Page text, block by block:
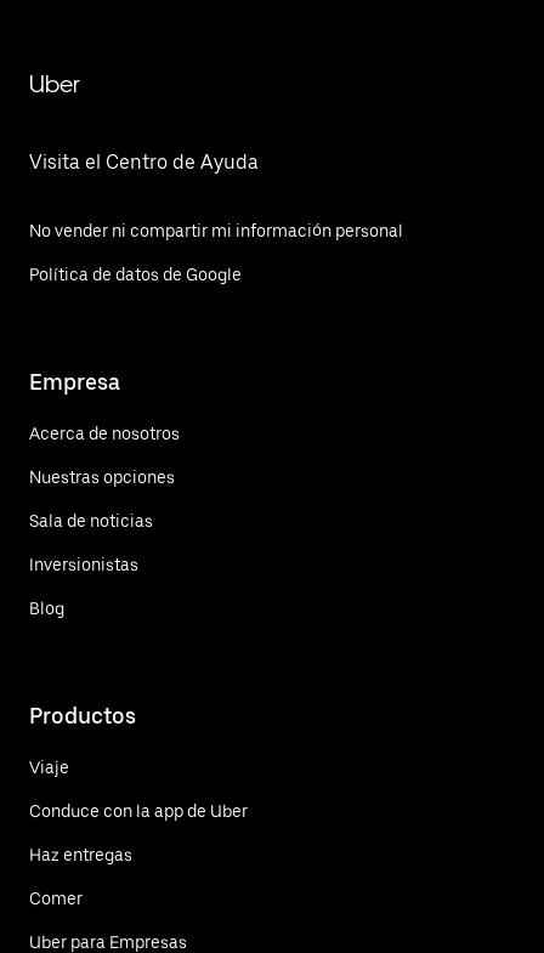
Uber
Visita el Centro de Ayuda
No vender ni compartir mi información personal
Política de datos de Google
Empresa
Acerca de nosotros
Nuestras opciones
Sala de noticias
Inversionistas
Blog
Productos
Viaje
Conduce con la app de Uber
Haz entregas
Comer
Uber para Empresas